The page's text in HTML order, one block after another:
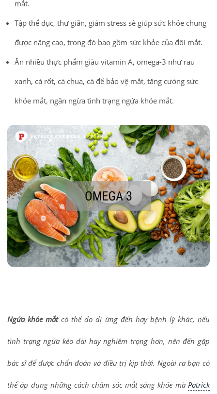
mắt.
Tập thể dục, thư giãn, giảm stress sẽ giúp sức khỏe chung
được nâng cao, trong đó bao gồm sức khỏe của đôi mắt.
Ăn nhiều thực phẩm giàu vitamin A, omega-3 như rau
xanh, cà rốt, cà chua, cá để bảo vệ mắt, tăng cường sức
khỏe mắt, ngăn ngừa tình trạng ngứa khóe mắt.
Ngứa khóe mắtcó thể do dị ứng đến hay bệnh lý khác, nếu
tình trạng ngứa kéo dài hay nghiêm trọng hơn, nên đến gặp
bác sĩ để được chẩn đoán và điều trị kịp thời. Ngoài ra bạn có
thể áp dụng những cách chăm sóc mắt sáng khỏe mà Patrick